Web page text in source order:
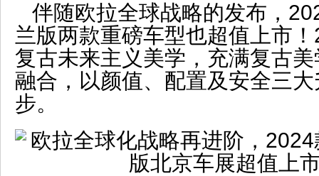
伴随欧拉全球战略的发布，
兰版两款重磅车型也超值上市
复古未来主义美学，充满复古
融合，以颜值、配置及安全三
步。